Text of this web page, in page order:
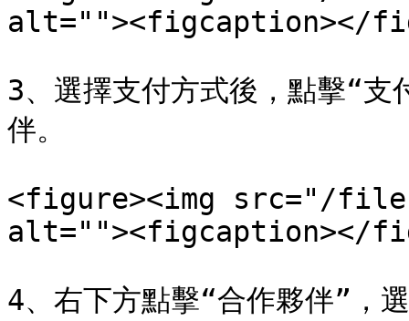
alt=""><figcaption></
3、選擇支付方式後，點擊“支
伴。
<figure><img src="/files/
alt=""><figcaption></
4、右下方點擊“合作夥伴”，